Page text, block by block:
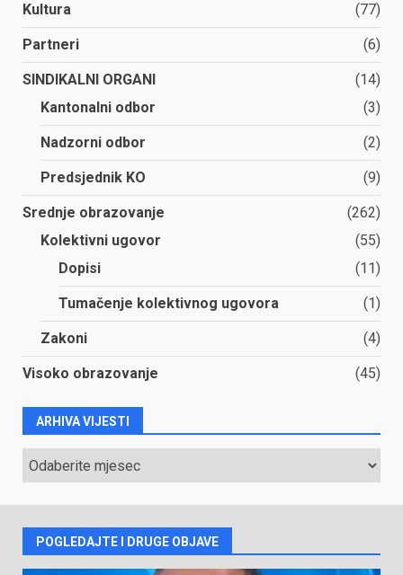
Kultura (77)
Partneri (6)
SINDIKALNI ORGANI
(14)
Kantonalni odbor
(3)
Nadzorni odbor (2)
Predsjednik KO (9)
Srednje obrazovanje
(262)
Kolektivni ugovor
(55)
Dopisi
(11)
Tumačenje kolektivnog ugovora (1)
Zakoni (4)
Visoko obrazovanje (45)
ARHIVA VIJESTI
ARHIVA
VIJESTI
POGLEDAJTE I DRUGE OBJAVE